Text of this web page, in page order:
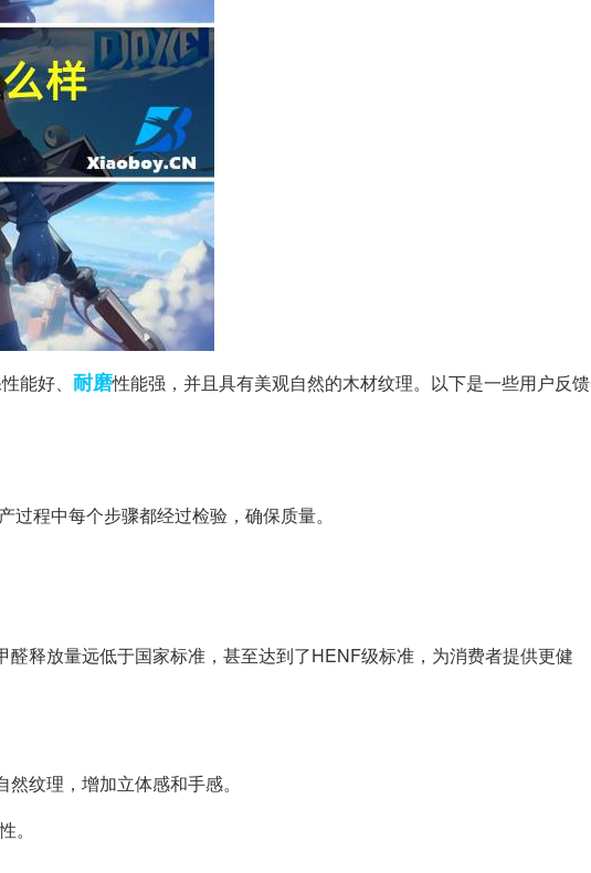
能好、 耐磨性能强，并且具有美观自然的木材纹理。以下是一些用户反馈
过程中每个步骤都经过检验，确保质量。
释放量远低于国家标准，甚至达到了HENF级标准，为消费者提供更健
纹理，增加立体感和手感。
。